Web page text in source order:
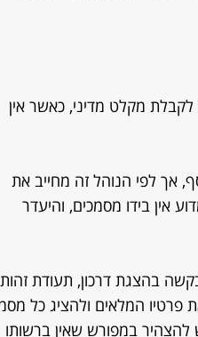
מקלט מדיני, כאשר אין
אך לפי הנוהל זה מחייב את
אין בידו מסמכים, והיעדר
בהצגת דרכון, תעודת זהות
המלאים ולהציג כל
במפורש שאין ברשותו